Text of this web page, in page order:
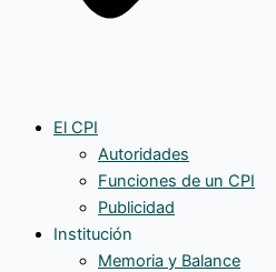
El CPI
Autoridades
Funciones de un CPI
Publicidad
Institución
Memoria y Balance